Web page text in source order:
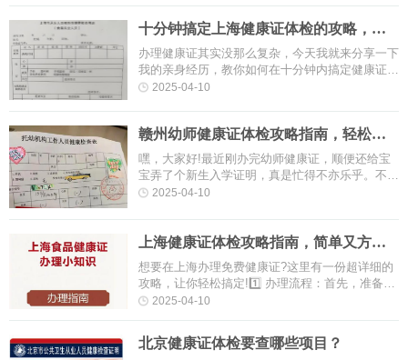
十分钟搞定上海健康证体检的攻略，超
简单！
办理健康证其实没那么复杂，今天我就来分享一下
我的亲身经历，教你如何在十分钟内搞定健康证办
理流程。准备材料首先，你需要准备好以下材料：
2025-04-10
赣州幼师健康证体检攻略指南，轻松搞
定！
嘿，大家好!最近刚办完幼师健康证，顺便还给宝
宝弄了个新生入学证明，真是忙得不亦乐乎。不
过，一切都值得，毕竟马上就要开学了，心情那叫
2025-04-10
上海健康证体检攻略指南，简单又方
便！
想要在上海办理免费健康证?这里有一份超详细的
攻略，让你轻松搞定!1️⃣ 办理流程：首先，准备好
所需材料，包括身份证和上海市居住证。前往你所
2025-04-10
北京健康证体检要查哪些项目？